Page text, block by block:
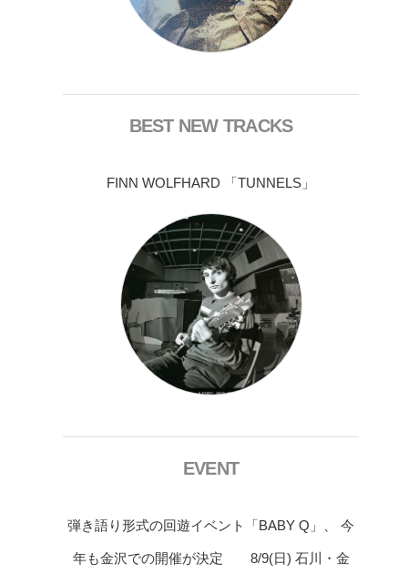
BEST NEW TRACKS
FINN WOLFHARD 「TUNNELS」
EVENT
弾き語り形式の回遊イベント「BABY Q」、 今
年も金沢での開催が決定 8/9(日) 石川・金